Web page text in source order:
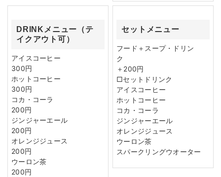
DRINKメニュー（テ
イクアウト可）
アイスコーヒー
300円
ホットコーヒー
300円
コカ・コーラ
200円
ジンジャーエール
200円
オレンジジュース
200円
ウーロン茶
200円
セットメニュー
フード＋スープ・ドリン
ク
＋200円
□セットドリンク
アイスコーヒー
ホットコーヒー
コカ・コーラ
ジンジャーエール
オレンジジュース
ウーロン茶
スパークリングウオーター